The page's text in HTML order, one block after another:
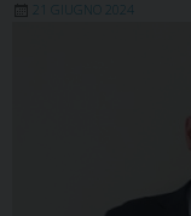
21 GIUGNO 2024